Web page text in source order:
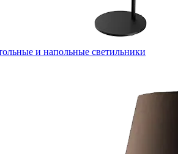
и напольные светильники